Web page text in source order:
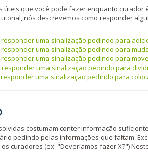
úteis que você pode fazer enquanto curador
nós descrevemos como responder
responder uma sinalização pedindo para
responder uma sinalização pedindo para
responder uma sinalização pedindo para
responder uma sinalização pedindo para
responder uma sinalização pedindo para
costumam conter informação
pedindo pelas informações que faltam.
curadores (ex. "Deveríamos fazer X?")